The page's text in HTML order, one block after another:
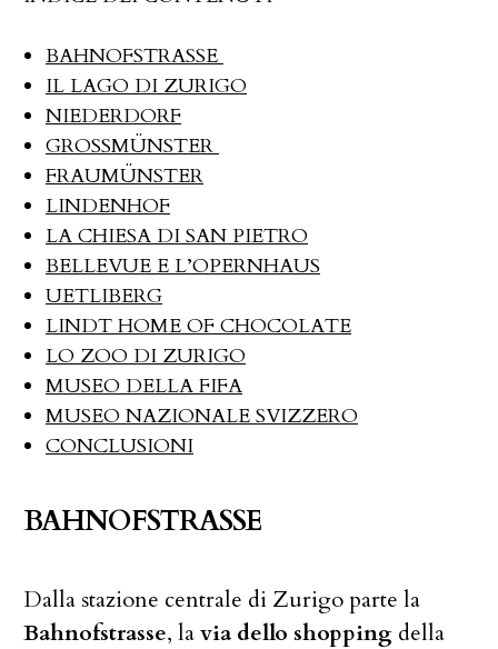
BAHNOFSTRASSE
IL LAGO DI ZURIGO
NIEDERDORF
GROSSMÜNSTER
FRAUMÜNSTER
LINDENHOF
LA CHIESA DI SAN PIETRO
BELLEVUE E L’OPERNHAUS
UETLIBERG
LINDT HOME OF CHOCOLATE
LO ZOO DI ZURIGO
MUSEO DELLA FIFA
MUSEO NAZIONALE SVIZZERO
CONCLUSIONI
BAHNOFSTRASSE
Dalla stazione centrale di Zurigo parte la
Bahnofstrasse, lavia dello shopping della